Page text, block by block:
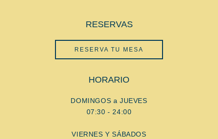
RESERVAS
RESERVA TU MESA
HORARIO
DOMINGOS a JUEVES
07:30 - 24:00
VIERNES Y SÁBADOS